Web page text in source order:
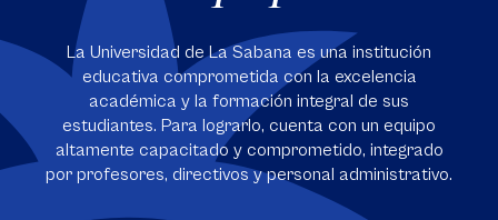
La Universidad de La Sabana es una institución
educativa comprometida con la excelencia
académica y la formación integral de sus
estudiantes. Para lograrlo, cuenta con un equipo
altamente capacitado y comprometido, integrado
por profesores, directivos y personal administrativo.